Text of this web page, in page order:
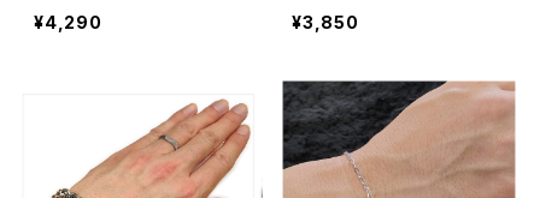
CELET【G148】
¥4,290
アメカジ アメリカン雑貨 /
STAINLESS CHAIN BRAC
¥3,850